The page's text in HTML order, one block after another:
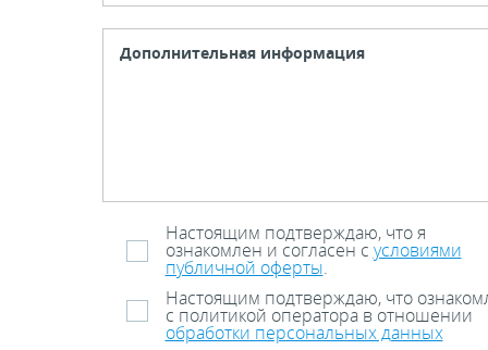
Настоящим подтверждаю, что я
ознакомлен и согласен с условиями
публичной оферты.
Настоящим подтверждаю, что
с политикой оператора в отношении
обработки персональных данных